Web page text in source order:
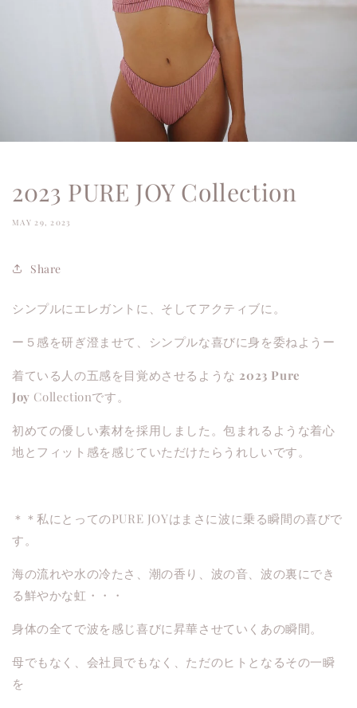
2023 PURE JOY Collection
MAY 29, 2023
Share
シンプルにエレガントに、そしてアクティブに。
ー５感を研ぎ澄ませて、シンプルな喜びに身を委ねようー
着ている人の五感を目覚めさせるような 2023 Pure
Joy Collectionです。
初めての優しい素材を採用しました。包まれるような着心
地とフィット感を感じていただけたらうれしいです。
＊＊私にとってのPURE JOYはまさに波に乗る瞬間の喜びで
す。
海の流れや水の冷たさ、潮の香り、波の音、波の裏にでき
る鮮やかな虹・・・
身体の全てで波を感じ喜びに昇華させていくあの瞬間。
母でもなく、会社員でもなく、ただのヒトとなるその一瞬
を